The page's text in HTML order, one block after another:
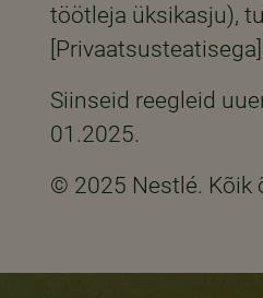
töötleja üksikasju),
Siinseid reegleid
01.2025.
© 2025 Nestlé. Kõik